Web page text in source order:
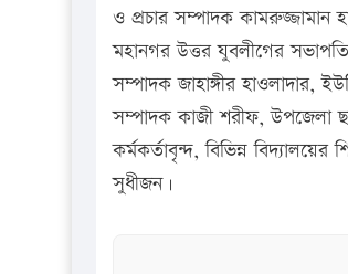
ও প্রচার সম্পাদক কামরুজ্জামান
মহানগর উত্তর যুবলীগের
সম্পাদক জাহাঙ্গীর হাওলাদার,
সম্পাদক কাজী শরীফ, উপজেলা
কর্মকর্তাবৃন্দ, বিভিন্ন
সুধীজন।